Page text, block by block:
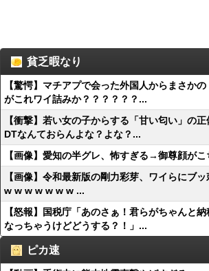
貧乏暇なり
【驚愕】マチアプで会った外国人からまさか
がこれワイ詰みか？？？？？？...
【衝撃】若い女の子からする「甘い匂い」の
DTなんておらんよな？よな？...
【画像】愛知の半グレ、怖すぎる→御尊顔が
【画像】令和最新版の剛力彩芽、ワイらにブ
w w w w w w w ...
【怒報】国税庁「あのさぁ！君らがちゃんと
なっちゃうけどどうする？！」...
ピカ速